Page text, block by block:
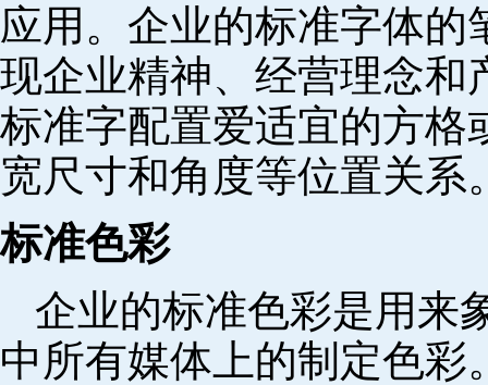
应用。企业的标准字体
现企业精神、经营理念和
标准字配置爱适宜的方格
宽尺寸和角度等位置关系
标准色彩
企业的标准色彩是用来
中所有媒体上的制定色